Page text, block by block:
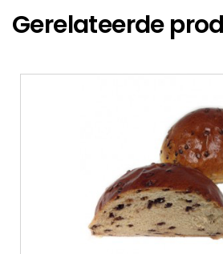
Gerelateerde